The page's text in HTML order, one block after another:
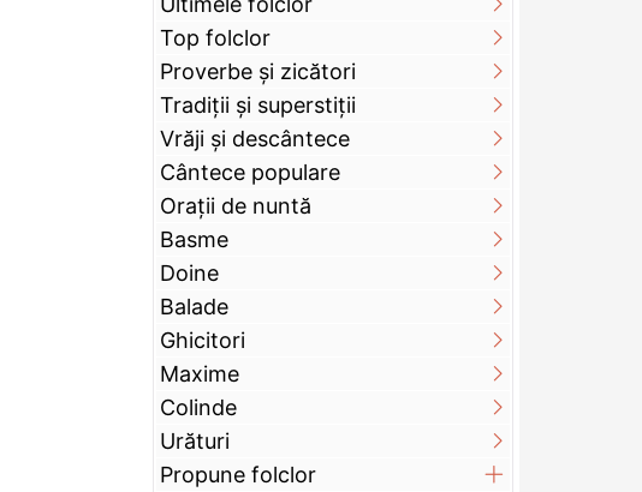
Top folclor
Proverbe și zicători
Tradiții și superstiții
Vrăji și descântece
Cântece populare
Orații de nuntă
Basme
Doine
Balade
Ghicitori
Maxime
Colinde
Urături
Propune folclor